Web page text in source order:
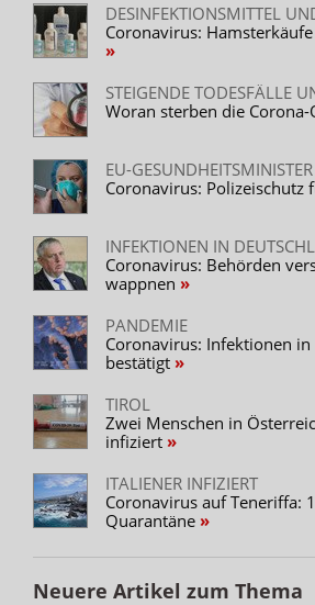
DESINFEKTIONSMITTEL
Coronavirus:
STEIGENDE TODESFÄLLE
Woran sterben die Corona-
EU-
Coronavirus: Polizeischutz
INFEKTIONEN IN
Coronavirus: Behörden
wappnen
PANDEMIE
Coronavirus: Infektionen in
bestätigt
TIROL
Zwei Menschen in
infiziert
ITALIENER INFIZIERT
Coronavirus auf Teneriffa:
Quarantäne
Neuere Artikel zum Thema